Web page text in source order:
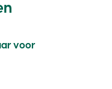
voor